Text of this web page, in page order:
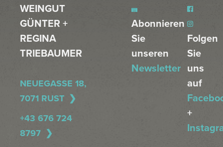
WEINGUT
GÜNTER +
REGINA
TRIEBAUMER
NEUEGASSE 18,
7071 RUST
+43 676 724
8797
Abonnieren
Sie
unseren
Newsletter
Folgen
Sie
uns
auf
+